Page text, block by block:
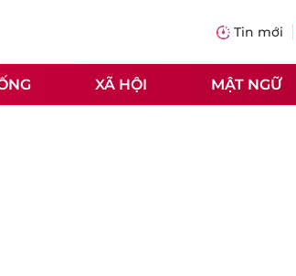
Tin mới
XÃ HỘI MẬT NGỮ